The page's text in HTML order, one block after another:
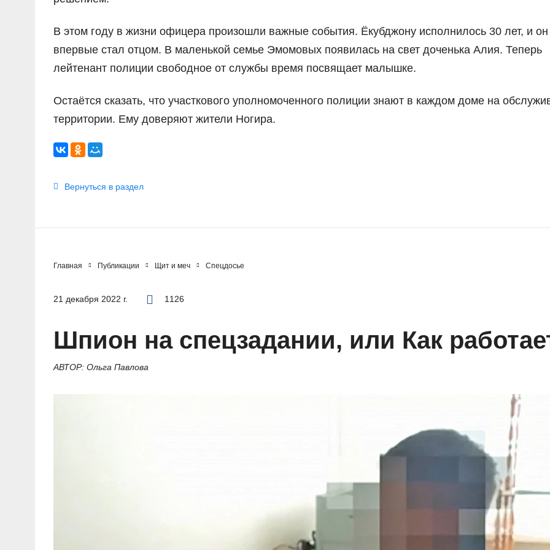
В этом году в жизни офицера произошли важные события. Ёкубджону исполнилось 30 лет, и он
впервые стал отцом. В маленькой семье Эмомовых появилась на свет доченька Алия. Теперь
лейтенант полиции свободное от службы время посвящает малышке.
Остаётся сказать, что участкового уполномоченного полиции знают в каждом доме на
территории. Ему доверяют жители Ногира.
Вернуться в раздел
Главная Публикации Щит и меч Спецдосье
21 декабря 2022 г. 1126
Шпион на спецзадании, или Как
АВТОР: Ольга Павлова